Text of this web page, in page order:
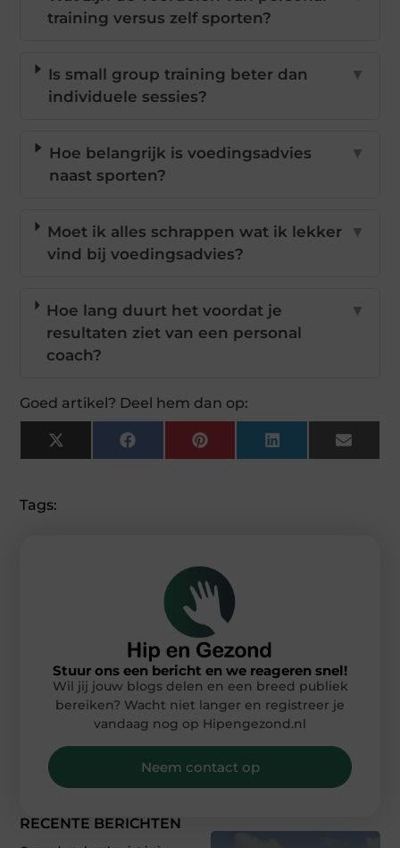
training versus zelf sporten?
Is small group training beter dan
individuele sessies?
▼
Hoe belangrijk is voedingsadvies
naast sporten?
▼
Moet ik alles schrappen wat ik lekker
vind bij voedingsadvies?
▼
Hoe lang duurt het voordat je
resultaten ziet van een personal
coach?
▼
Goed artikel? Deel hem dan op:
X
(Twitter)
FacebookPinterestLinkedInEmail
Tags:
RECENTE BERICHTEN
Stuur ons een bericht en we reageren snel!
Wil jij jouw blogs delen en een breed publiek
bereiken? Wacht niet langer en registreer je
vandaag nog op Hipengezond.nl
Neem contact op